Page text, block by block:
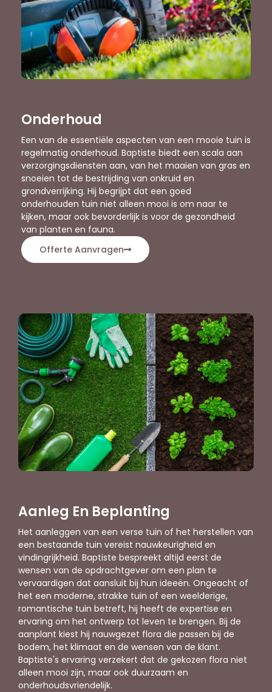
Onderhoud
Een van de essentiële aspecten van een mooie tuin is
regelmatig onderhoud. Baptiste biedt een scala aan
verzorgingsdiensten aan, van het maaien van gras en
snoeien tot de bestrijding van onkruid en
grondverrijking. Hij begrijpt dat een goed
onderhouden tuin niet alleen mooi is om naar te
kijken, maar ook bevorderlijk is voor de gezondheid
van planten en fauna.
Offerte Aanvragen
Aanleg En Beplanting
Het aanleggen van een verse tuin of het herstellen van
een bestaande tuin vereist nauwkeurigheid en
vindingrijkheid. Baptiste bespreekt altijd eerst de
wensen van de opdrachtgever om een plan te
vervaardigen dat aansluit bij hun ideeën. Ongeacht of
het een moderne, strakke tuin of een weelderige,
romantische tuin betreft, hij heeft de expertise en
ervaring om het ontwerp tot leven te brengen. Bij de
aanplant kiest hij nauwgezet flora die passen bij de
bodem, het klimaat en de wensen van de klant.
Baptiste's ervaring verzekert dat de gekozen flora niet
alleen mooi zijn, maar ook duurzaam en
onderhoudsvriendelijk.